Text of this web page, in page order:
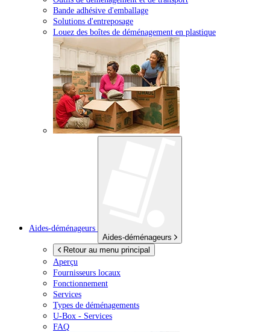
Bande adhésive d'emballage
Solutions d'entreposage
Louez des boîtes de déménagement en plastique
Aides-déménageurs
Aides-déménageurs
Retour au menu principal
Aperçu
Fournisseurs locaux
Fonctionnement
Services
Types de déménagements
U-Box - Services
FAQ